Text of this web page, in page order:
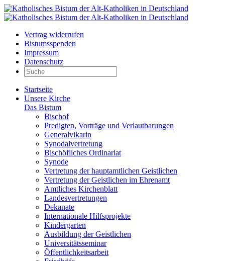
Vertrag widerrufen
Bistumsspenden
Impressum
Datenschutz
Startseite
Unsere Kirche
Das Bistum
Bischof
Predigten, Vorträge und Verlautbarungen
Generalvikarin
Synodalvertretung
Bischöfliches Ordinariat
Synode
Vertretung der hauptamtlichen Geistlichen
Vertretung der Geistlichen im Ehrenamt
Amtliches Kirchenblatt
Landesvertretungen
Dekanate
Internationale Hilfsprojekte
Kindergarten
Ausbildung der Geistlichen
Universitätsseminar
Öffentlichkeitsarbeit